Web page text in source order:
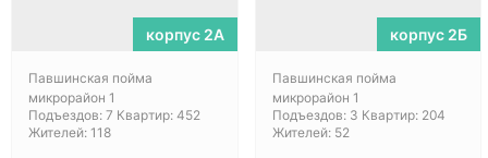
корпус 2А
Павшинская пойма
микрорайон 1
Подъездов: 7 Квартир: 452
Жителей: 118
корпус 2Б
Павшинская пойма
микрорайон 1
Подъездов: 3 Квартир: 204
Жителей: 52